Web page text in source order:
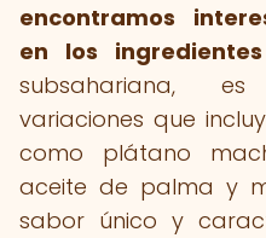
encontramos
en los
subsahariana,
variaciones que
como plátano
aceite de palma y
sabor único y